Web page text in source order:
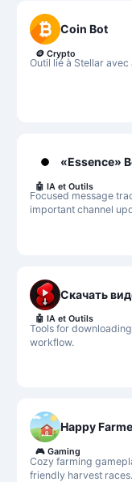
Coin Bot
Outil lié à Stellar
🪙 Crypto
«Essence»
Focused message
important channel
🤖 IA et Outils
Tools for
workflow.
🤖 IA et Outils
Happy
Cozy farming
friendly harvest races.
🎮 Gaming